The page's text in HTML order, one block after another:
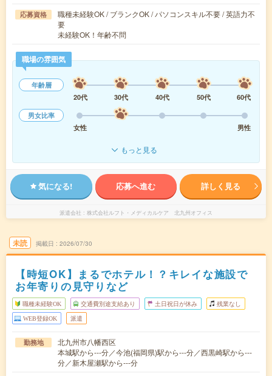
応募資格
職種未経験OK / ブランクOK / パソコンスキル不要 / 英語力不
要
未経験OK！年齢不問
職場の雰囲気
年齢層
20代
30代 40代 50代
60代
男女比率
女性
男性
もっと見る
気になる! 応募へ進む 詳しく見る
派遣会社 株式会社ルフト・メディカルケア 北九州オフィス
未読 掲載日 2026/07/30
【時短OK】まるでホテル！？キレイな施設で
お年寄りの見守りなど
職種未経験OK 交通費別途支給あり 土日祝日が休み 残業なし
WEB登録OK 派遣
勤務地
北九州市八幡西区
本城駅から---分／今池(福岡県)駅から---分／西黒崎駅から---
分／新木屋瀬駅から---分